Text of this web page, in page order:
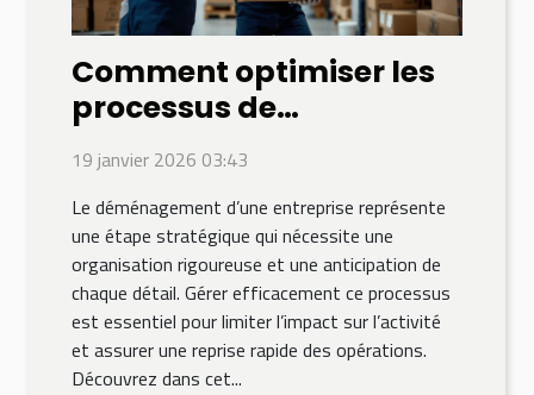
Comment optimiser les
processus de
déménagement pour les
entreprises ?
19 janvier 2026 03:43
Le déménagement d’une entreprise représente
une étape stratégique qui nécessite une
organisation rigoureuse et une anticipation de
chaque détail. Gérer efficacement ce processus
est essentiel pour limiter l’impact sur l’activité
et assurer une reprise rapide des opérations.
Découvrez dans cet...